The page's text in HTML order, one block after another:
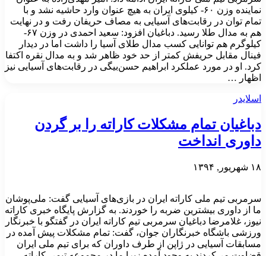
نماینده وزن ۶۰- کیلوی ایران به هیچ عنوان وارد حاشیه نشد و با
تمام توان در رقابت‌های آسیایی به مصاف حریفان رفت و در نهایت
هم به مدال طلا رسید. دباغیان افزود: سعید احمدی در وزن ۶۷-
کیلوگرم هم توانایی کسب مدال طلای آسیا را داشت اما در دیدار
فینال مقابل حریفش کمتر از حد خود ظاهر شد و به مدال نقره اکتفا
کرد. او در مورد عملکرد ابراهیم حسن‌بیگی در رقابت‌های آسیایی نیز
اظهار …
اسلایدر
دباغیان تمام مشکلات کاراته را بر گردن
داوری انداخت
۱۸ شهریور, ۱۳۹۴
سرمربی تیم ملی کاراته‌ ایران در بازی‌های آسیایی گفت: ملی‌پوشان
ما از داوری بیشترین ضربه را خوردند. به گزارش پایگاه خبری کاراته
نیوز، غلامرضا دباغیان سرمربی تیم کاراته ایران در گفتگو با خبرنگار
ورزشی باشگاه خبرنگاران جوان، گفت: تمام مشکلات پیش آمده در
مسابقات آسیایی در ژاپن از طرف داوران که برای تیم ملی ایران